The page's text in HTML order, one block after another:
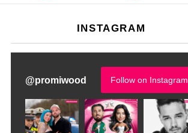
INSTAGRAM
@promiwood Follow on Instagram